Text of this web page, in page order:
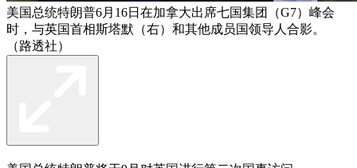
美国总统特朗普6月16日在加拿大出席七国集团（G7）峰会
时，与英国首相斯塔默（右）和其他成员国领导人合影。
（路透社）